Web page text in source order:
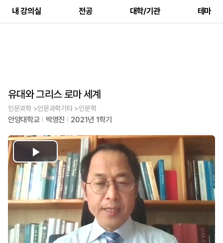
내 강의실 전공 대학/기관 테마
유대와 그리스 로마 세계
인문과학 >인문과학기타 >인문학
안양대학교 박영진 2021년 1학기
Play
Video